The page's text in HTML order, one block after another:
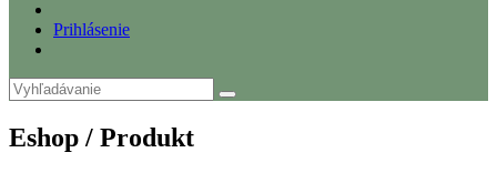
Prihlásenie
Eshop / Produkt